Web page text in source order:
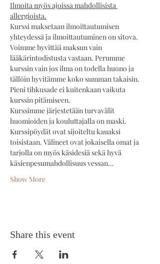
Ilmoita myös ajoissa mahdollisista
allergioista.
Kurssi maksetaan ilmoittautumisen
yhteydessä ja ilmoittautuminen on sitova.
Voimme hyvittää maksun vain
lääkärintodistusta vastaan. Perumme
kurssin vain jos ilma on todella huono ja
tällöin hyvitämme koko summan takaisin.
Pieni tihkusade ei kuitenkaan vaikuta
kurssin pitämiseen.
Kurssimme järjestetään turvavälit
huomioiden ja kouluttajalla on maski.
Kurssipöydät ovat sijoiteltu kauaksi
toisistaan. Välineet ovat jokaisella omat ja
tarjolla on myös käsidesiä sekä hyvä
käsienpesumahdollisuus vessan…
Show More
Share this event